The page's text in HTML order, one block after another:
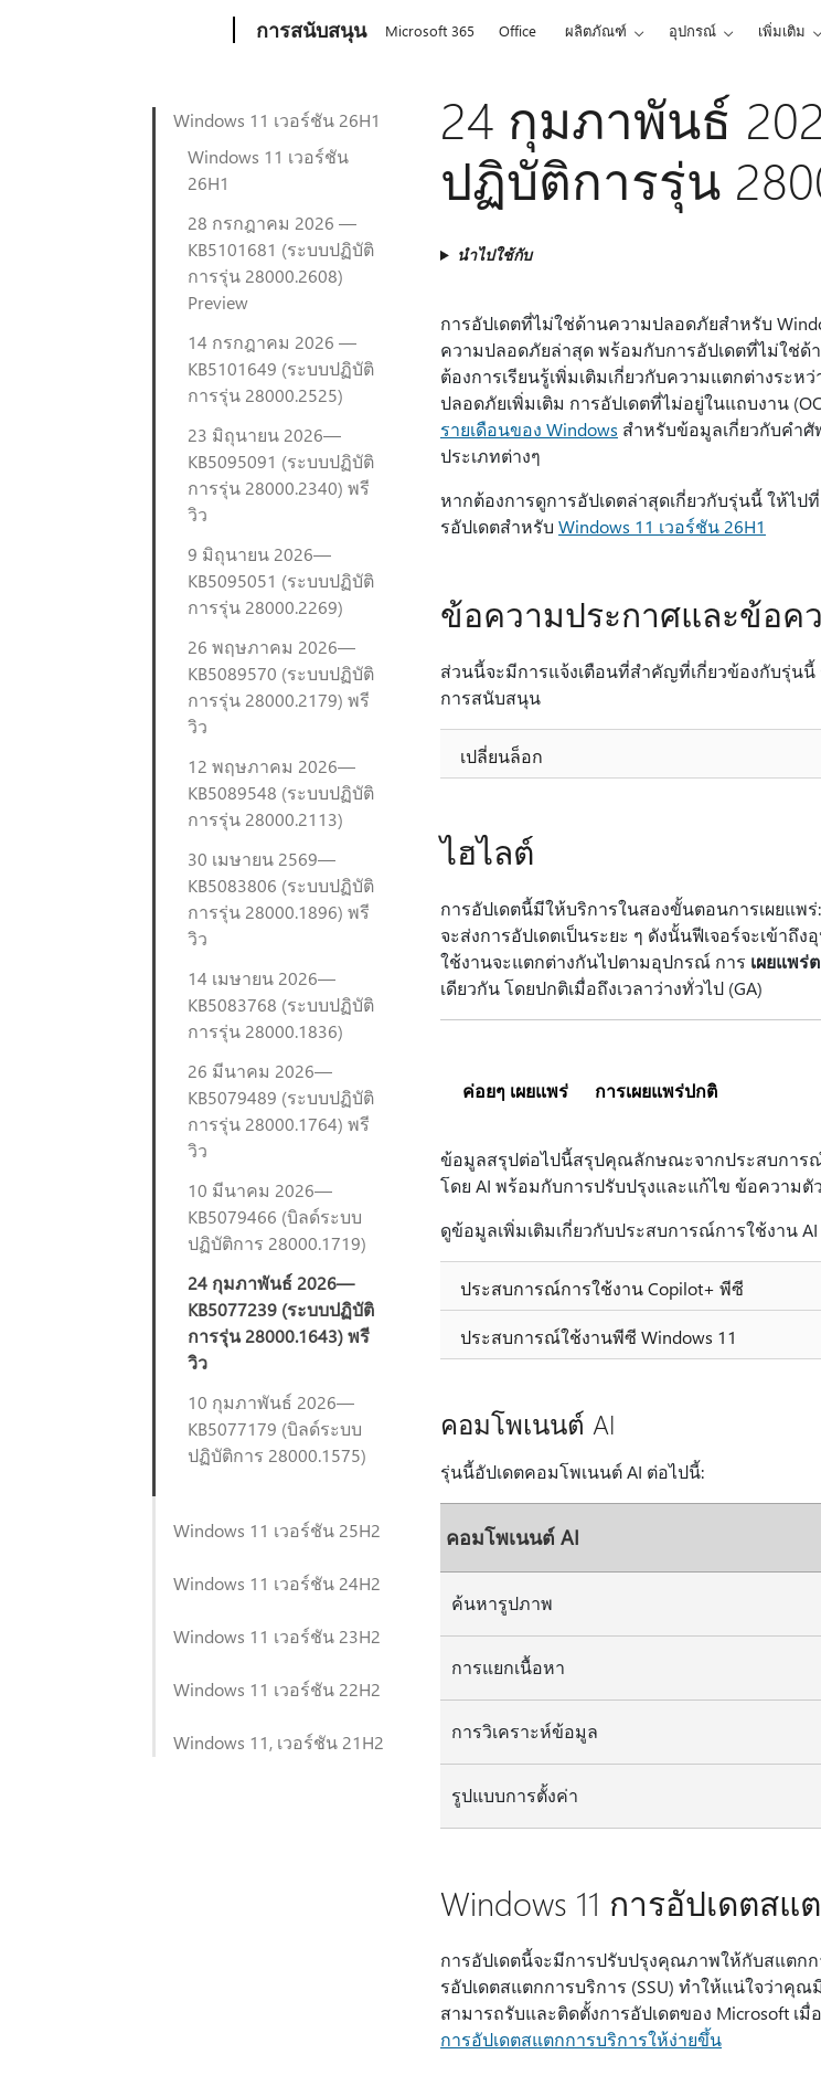
การสนับสนุน Microsoft 365 Office ผลิตภัณฑ์ อุปกรณ์ เพิ่มเติม
Windows 11 เวอร์ชัน 26H1
Windows 11 เวอร์ชัน
26H1
28 กรกฎาคม 2026 —
KB5101681 (ระบบปฏิบัติ
การรุ่น 28000.2608)
Preview
14 กรกฎาคม 2026 —
KB5101649 (ระบบปฏิบัติ
การรุ่น 28000.2525)
23 มิถุนายน 2026—
KB5095091 (ระบบปฏิบัติ
การรุ่น 28000.2340) พรี
วิว
9 มิถุนายน 2026—
KB5095051 (ระบบปฏิบัติ
การรุ่น 28000.2269)
26 พฤษภาคม 2026—
KB5089570 (ระบบปฏิบัติ
การรุ่น 28000.2179) พรี
วิว
12 พฤษภาคม 2026—
KB5089548 (ระบบปฏิบัติ
การรุ่น 28000.2113)
30 เมษายน 2569—
KB5083806 (ระบบปฏิบัติ
การรุ่น 28000.1896) พรี
วิว
14 เมษายน 2026—
KB5083768 (ระบบปฏิบัติ
การรุ่น 28000.1836)
26 มีนาคม 2026—
KB5079489 (ระบบปฏิบัติ
การรุ่น 28000.1764) พรี
วิว
10 มีนาคม 2026—
KB5079466 (บิลด์ระบบ
ปฏิบัติการ 28000.1719)
24 กุมภาพันธ์ 2026—
KB5077239 (ระบบปฏิบัติ
การรุ่น 28000.1643) พรี
วิว
10 กุมภาพันธ์ 2026—
KB5077179 (บิลด์ระบบ
ปฏิบัติการ 28000.1575)
Windows 11 เวอร์ชัน 25H2
Windows 11 เวอร์ชัน 24H2
Windows 11 เวอร์ชัน 23H2
Windows 11 เวอร์ชัน 22H2
Windows 11, เวอร์ชัน 21H2
24 กุมภาพันธ์
ปฏิบัติการรุ่น
นำไปใช้กับ
การอัปเดตที่ไม่ใช่ด้านความปลอดภัยสําหรับ
ความปลอดภัยล่าสุด พร้อมกับการอัปเดตที่ไม่ใช่ด้
ต้องการเรียนรู้เพิ่มเติมเกี่ยวกับความแตกต่างระ
ปลอดภัยเพิ่มเติม การอัปเดตที่ไม่อยู่ในแถบงาน
รายเดือนของ Windows สําหรับข้อมูลเกี่ยวกับคําศั
ประเภทต่างๆ
หากต้องการดูการอัปเดตล่าสุดเกี่ยวกับรุ่นนี้ ให้ไปที่
รอัปเดตสําหรับ Windows 11 เวอร์ชัน 26H1
ข้อความประกาศและข้อค
ส่วนนี้จะมีการแจ้งเตือนที่สําคัญที่เกี่ยวข้องกับรุ่น
การสนับสนุน
เปลี่ยนล็อก
ไฮไลต์
การอัปเดตนี้มีให้บริการในสองขั้นตอนการเผยแพ
จะส่งการอัปเดตเป็นระยะ ๆ ดังนั้นฟีเจอร์จะเข้า
ใช้งานจะแตกต่างกันไปตามอุปกรณ์ การ เผยแพร่
เดียวกัน โดยปกติเมื่อถึงเวลาว่างทั่วไป (GA)
ค่อยๆ เผยแพร่ การเผยแพร่ปกติ
ข้อมูลสรุปต่อไปนี้สรุปคุณลักษณะจากประสบการณ์
โดย AI พร้อมกับการปรับปรุงและแก้ไข ข้อความ
ดูข้อมูลเพิ่มเติมเกี่ยวกับประสบการณ์การใช้งาน AI
ประสบการณ์การใช้งาน Copilot+ พีซี
ประสบการณ์ใช้งานพีซี Windows 11
คอมโพเนนต์ AI
รุ่นนี้อัปเดตคอมโพเนนต์ AI ต่อไปนี้:
คอมโพเนนต์ AI
ค้นหารูปภาพ
การแยกเนื้อหา
การวิเคราะห์ข้อมูล
รูปแบบการตั้งค่า
Windows 11 การอัปเดตสแ
การอัปเดตนี้จะมีการปรับปรุงคุณภาพให้กับสแตกก
รอัปเดตสแตกการบริการ (SSU) ทําให้แน่ใจว่า
สามารถรับและติดตั้งการอัปเดตของ Microsoft เมื่
การอัปเดตสแตกการบริการให้ง่ายขึ้น